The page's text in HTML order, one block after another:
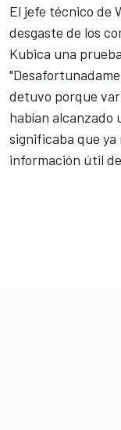
El jefe técnico de
desgaste de los
Kubica una
detuvo porque
habían alcanzado
significaba que
información útil